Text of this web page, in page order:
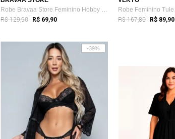
Robe Bravaa Store Feminino Hobby Hobbie ...
R$ 129,90 R$ 69,90 R$ 167,80 R$ 89,90
-39%